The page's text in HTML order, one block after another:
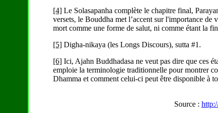
[4] Le Solasapanha complète le chapitre final,
versets, le Bouddha met l’accent sur l'importance de
mort comme une forme de salut, ni comme étant la
[5] Digha-nikaya (les Longs Discours), sutta #1.
[6] Ici, Ajahn Buddhadasa ne veut pas dire que ces
emploie la terminologie traditionnelle pour montrer
Dhamma et comment celui-ci peut être disponible à
Source :